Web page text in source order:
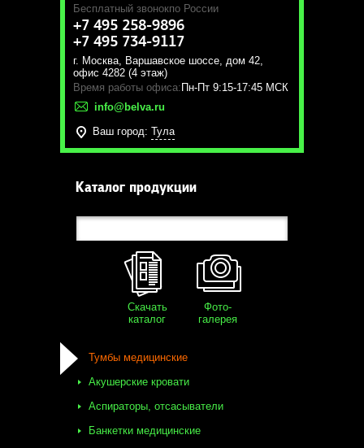
Бесплатный звонокпо России
+7 495 258-9896
+7 495 734-9117
г. Москва, Варшавское шоссе, дом 42,
офис 4282 (4 этаж)
Время работы офиса: Пн-Пт 9:15-17:45 МСК
info@belva.ru
Ваш город: Тула
Каталог продукции
Скачать
каталог
Фото-
галерея
Тумбы медицинские
Акушерские кровати
Аспираторы, отсасыватели
Банкетки медицинские